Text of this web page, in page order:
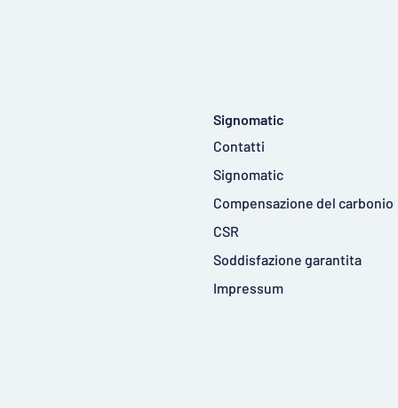
Signomatic
Contatti
Signomatic
Compensazione del carbonio
CSR
Soddisfazione garantita
Impressum